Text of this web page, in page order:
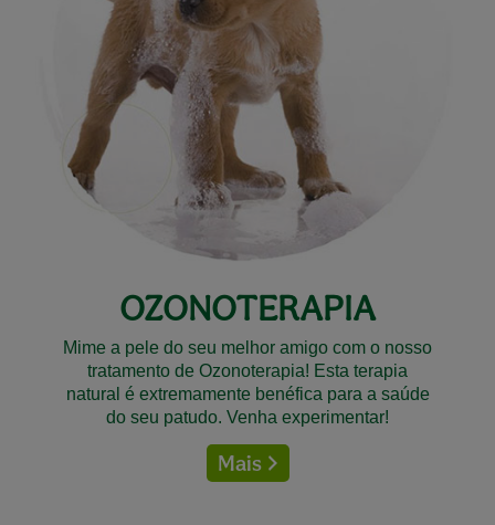
OZONOTERAPIA
Mime a pele do seu melhor amigo com o nosso
tratamento de Ozonoterapia! Esta terapia
natural é extremamente benéfica para a saúde
do seu patudo. Venha experimentar!
Mais